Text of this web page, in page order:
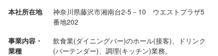
特に下記の3つが好みでした。
・お通しのポテトサラダ
みやじ豚の油が入っているとのことで、滑らから舌触りのコクの
本社所在地
神奈川県藤沢市湘南台2‐5－10　ウエストプラザ5
番地202
事業内容・
業種
飲食業(ダイニングバー)のホール(接客)、ドリンク
(バーテンダー)、調理(キッチン)業務。
をお約束します。また、ライフスタイルに合わせて働けます。
学業や就活、その他優先したいことはしてもらって勿論OKです。
【考える力を大事にします】
をお約束します。また、ライフスタイルに合わせて働けます。
学業や就活、その他優先したいことはしてもらって勿論OKです。
【考える力を大事にします】
をお約束します。また、ライフスタイルに合わせて働けます。
学業や就活、その他優先したいことはしてもらって勿論OKです。
【考える力を大事にします】